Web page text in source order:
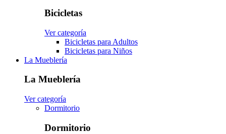
Bicicletas
Ver categoría
Bicicletas para Adultos
Bicicletas para Niños
La Mueblería
La Mueblería
Ver categoría
Dormitorio
Dormitorio